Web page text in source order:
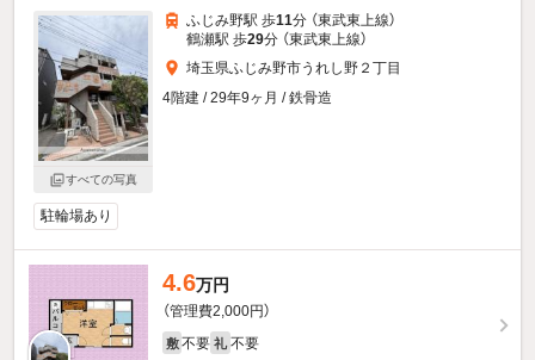
すべての写真
ふじみ野駅 歩11分 （東武東上線）
鶴瀬駅 歩29分 （東武東上線）
埼玉県ふじみ野市うれし野２丁目
4階建 / 29年9ヶ月 / 鉄骨造
駐輪場あり
4.6万円
（管理費2,000円）
敷 不要 礼 不要